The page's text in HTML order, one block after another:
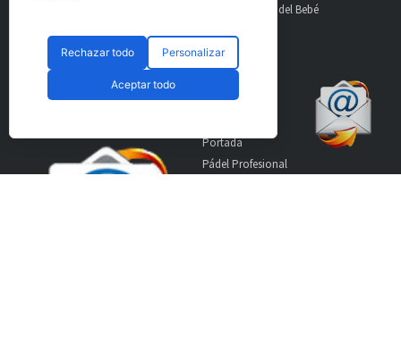
El Diario del Bebé
Suscríbete a nuestro
Portada
Pádel Profesional
Rechazar todo Personalizar
Aceptar todo